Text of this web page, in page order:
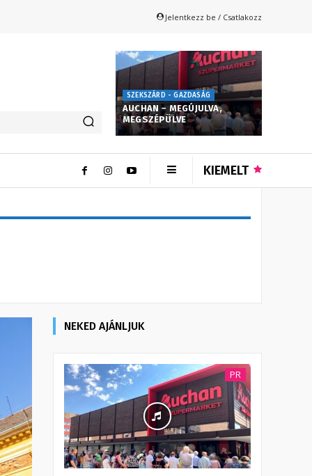
Jelentkezz be / Csatlakozz
SZEKSZÁRD - GAZDASÁG
AUCHAN – MEGÚJULVA,
MEGSZÉPÜLVE
KIEMELT
NEKED AJÁNLJUK
PR